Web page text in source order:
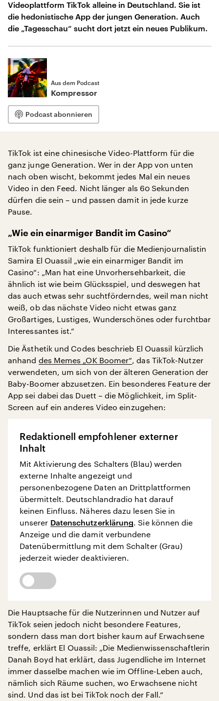
Videoplattform TikTok alleine in Deutschland. Sie ist
die hedonistische App der jungen Generation. Auch
die „Tagesschau“ sucht dort jetzt ein neues Publikum.
Aus dem Podcast
Kompressor
Podcast abonnieren
TikTok ist eine chinesische Video-Plattform für die
ganz junge Generation. Wer in der App von unten
nach oben wischt, bekommt jedes Mal ein neues
Video in den Feed. Nicht länger als 60 Sekunden
dürfen die sein – und passen damit in jede kurze
Pause.
„Wie ein einarmiger Bandit im Casino“
TikTok funktioniert deshalb für die Medienjournalistin
Samira El Ouassil „wie ein einarmiger Bandit im
Casino“: „Man hat eine Unvorhersehbarkeit, die
ähnlich ist wie beim Glücksspiel, und deswegen hat
das auch etwas sehr suchtförderndes, weil man nicht
weiß, ob das nächste Video nicht etwas ganz
Großartiges, Lustiges, Wunderschönes oder furchtbar
Interessantes ist.“
Die Ästhetik und Codes beschrieb El Ouassil kürzlich
anhand des Memes „OK Boomer“, das TikTok-Nutzer
verwendeten, um sich von der älteren Generation der
Baby-Boomer abzusetzen. Ein besonderes Feature der
App sei dabei das Duett – die Möglichkeit, im Split-
Screen auf ein anderes Video einzugehen:
Redaktionell empfohlener externer
Inhalt
Mit Aktivierung des Schalters (Blau) werden
externe Inhalte angezeigt und
personenbezogene Daten an Drittplattformen
übermittelt. Deutschlandradio hat darauf
keinen Einfluss. Näheres dazu lesen Sie in
unserer Datenschutzerklärung. Sie können die
Anzeige und die damit verbundene
Datenübermittlung mit dem Schalter (Grau)
jederzeit wieder deaktivieren.
Die Hauptsache für die Nutzerinnen und Nutzer auf
TikTok seien jedoch nicht besondere Features,
sondern dass man dort bisher kaum auf Erwachsene
treffe, erklärt El Ouassil: „Die Medienwissenschaftlerin
Danah Boyd hat erklärt, dass Jugendliche im Internet
immer dasselbe machen wie im Offline-Leben auch,
nämlich sich Räume suchen, wo Erwachsene nicht
sind. Und das ist bei TikTok noch der Fall.“